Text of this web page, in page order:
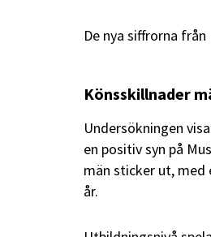
De nya siffrorna
Könsskillnader
Undersökningen
en positiv syn på
män sticker ut, med
år.